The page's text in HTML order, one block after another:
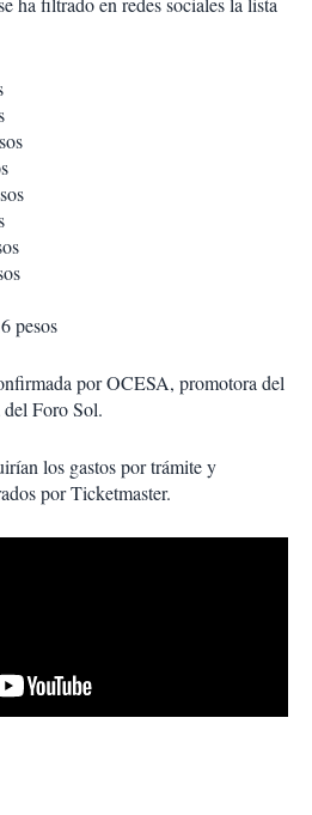
pesos
por OCESA, promotora del
Foro Sol.
los gastos por trámite y
por Ticketmaster.